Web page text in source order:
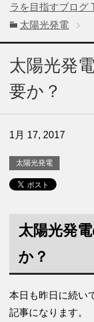
ラを目指すブログ
太陽光発電
太陽光発
要か？
1月 17, 2017
太陽光発電
太陽光発
か？
本日も昨日に続い
記事になります。